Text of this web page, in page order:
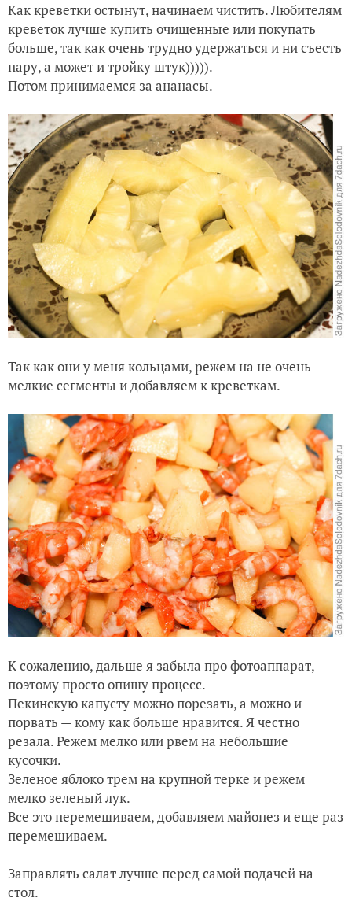
Как креветки остынут, начинаем чистить. Любителям
креветок лучше купить очищенные или покупать
больше, так как очень трудно удержаться и ни съесть
пару, а может и тройку штук))))).
Потом принимаемся за ананасы.
Так как они у меня кольцами, режем на не очень
мелкие сегменты и добавляем к креветкам.
К сожалению, дальше я забыла про фотоаппарат,
поэтому просто опишу процесс.
Пекинскую капусту можно порезать, а можно и
порвать — кому как больше нравится. Я честно
резала. Режем мелко или рвем на небольшие
кусочки.
Зеленое яблоко трем на крупной терке и режем
мелко зеленый лук.
Все это перемешиваем, добавляем майонез и еще раз
перемешиваем.
Заправлять салат лучше перед самой подачей на
стол.